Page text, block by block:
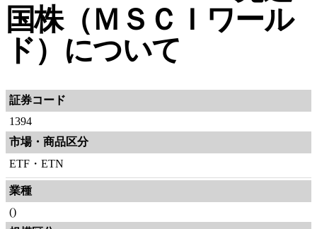
国株（ＭＳＣＩワール
ド）について
証券コード
1394
市場・商品区分
ETF・ETN
業種
()